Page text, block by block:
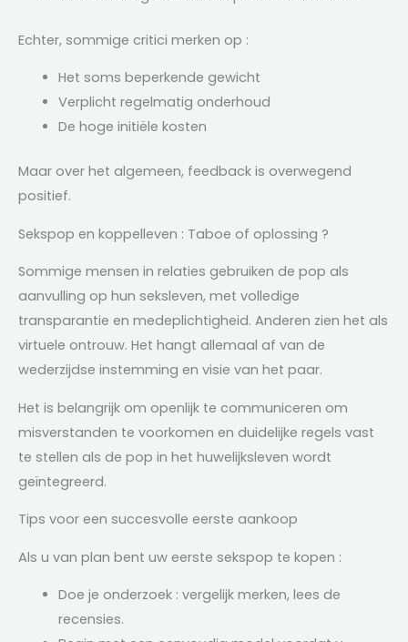
Echter, sommige critici merken op :
Het soms beperkende gewicht
Verplicht regelmatig onderhoud
De hoge initiële kosten
Maar over het algemeen, feedback is overwegend
positief.
Sekspop en koppelleven : Taboe of oplossing ?
Sommige mensen in relaties gebruiken de pop als
aanvulling op hun seksleven, met volledige
transparantie en medeplichtigheid. Anderen zien het als
virtuele ontrouw. Het hangt allemaal af van de
wederzijdse instemming en visie van het paar.
Het is belangrijk om openlijk te communiceren om
misverstanden te voorkomen en duidelijke regels vast
te stellen als de pop in het huwelijksleven wordt
geïntegreerd.
Tips voor een succesvolle eerste aankoop
Als u van plan bent uw eerste sekspop te kopen :
Doe je onderzoek : vergelijk merken, lees de
recensies.